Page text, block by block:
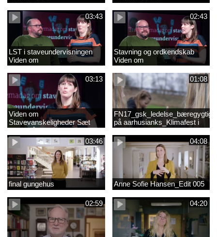
03:43
LST i staveundervisningen
Viden om
stavevanskeligheder
02:43
Stavning og ordkendskab
Viden om
stavevanskeligheder
03:13
Viden om
Stavevanskeligheder Sæt
fokus på stavning
01:08
på aarhusianks_Klimafest i
børnehøjde
03:46
final gungehus
04:08
Anne Sofie Hansen_Edit 005
02:59 04:20